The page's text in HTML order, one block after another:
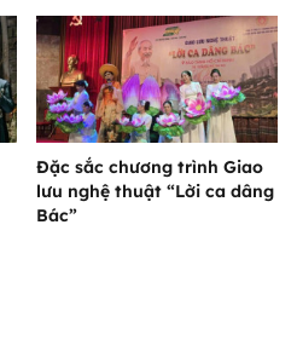
Đặc sắc chương trình Giao
lưu nghệ thuật “Lời ca dâng
Bác”